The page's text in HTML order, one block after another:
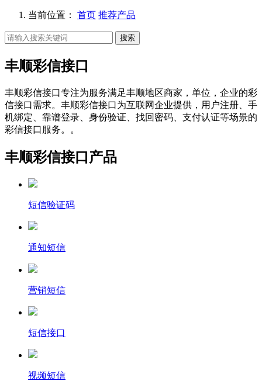
当前位置： 首页 推荐产品
搜索
丰顺彩信接口
丰顺彩信接口专注为服务满足丰顺地区商家，单位，企业的彩
信接口需求。丰顺彩信接口为互联网企业提供，用户注册、手
机绑定、靠谱登录、身份验证、找回密码、支付认证等场景的
彩信接口服务。。
丰顺彩信接口产品
短信验证码
通知短信
营销短信
短信接口
视频短信